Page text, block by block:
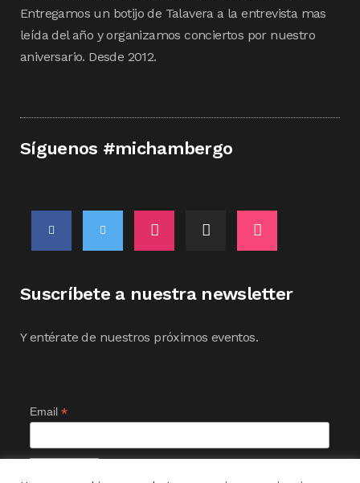
Entregamos un botijo de Talavera a la entrevista mas
leída del año y organizamos conciertos por nuestro
aniversario. Desde 2012.
Síguenos #michambergo
Suscríbete a nuestra newsletter
Y entérate de nuestros próximos eventos.
Email *